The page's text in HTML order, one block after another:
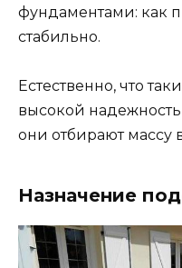
фундаментами: как
стабильно.
Естественно, что
высокой
они отбирают массу
Назначение